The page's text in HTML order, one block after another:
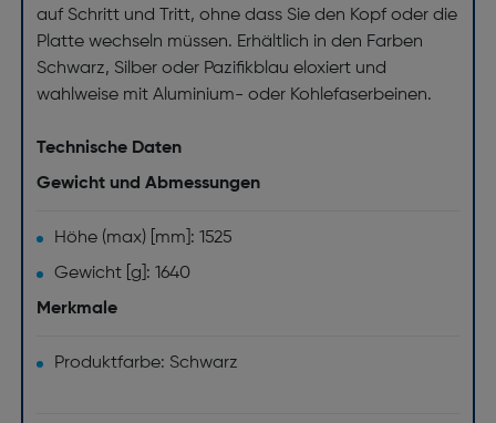
auf Schritt und Tritt, ohne dass Sie den Kopf oder die
Platte wechseln müssen. Erhältlich in den Farben
Schwarz, Silber oder Pazifikblau eloxiert und
wahlweise mit Aluminium- oder Kohlefaserbeinen.
Technische Daten
Gewicht und Abmessungen
Höhe (max) [mm]: 1525
Gewicht [g]: 1640
Merkmale
Produktfarbe: Schwarz